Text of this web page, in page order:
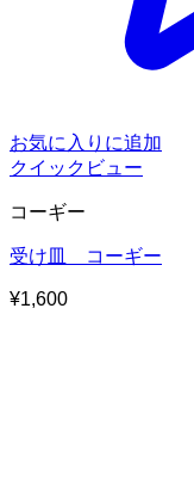
お気に入りに追加
クイックビュー
コーギー
受け皿 コーギー
¥1,600